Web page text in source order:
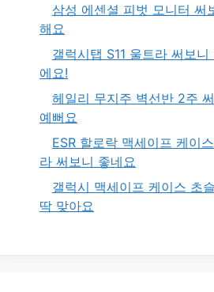
삼성 에센셜 피벗 모니터 써
해요
갤럭시탭 S11 울트라 써보
에요!
헤일리 무지주 벽선반 2주
예뻐요
ESR 할로락 맥세이프 케이
라 써보니 좋네요
갤럭시 맥세이프 케이스 초
딱 맞아요